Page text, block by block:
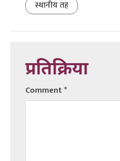
स्थानीय तह
प्रतिक्रिया
Comment*